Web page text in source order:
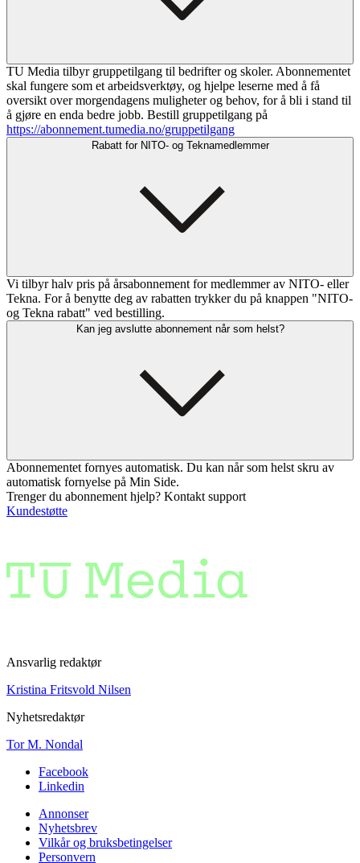
TU Media tilbyr gruppetilgang til bedrifter og skoler. Abonnementet
skal fungere som et arbeidsverktøy, og hjelpe leserne med å få
oversikt over morgendagens muligheter og behov, for å bli i stand til
å gjøre en enda bedre jobb. Bestill gruppetilgang på
https://abonnement.tumedia.no/gruppetilgang
Rabatt for NITO- og Teknamedlemmer
Vi tilbyr halv pris på årsabonnement for medlemmer av NITO- eller
Tekna. For å benytte deg av rabatten trykker du på knappen "NITO-
og Tekna rabatt" ved bestilling.
Kan jeg avslutte abonnement når som helst?
Abonnementet fornyes automatisk. Du kan når som helst skru av
automatisk fornyelse på Min Side.
Trenger du abonnement hjelp? Kontakt support
Kundestøtte
Ansvarlig redaktør
Kristina Fritsvold Nilsen
Nyhetsredaktør
Tor M. Nondal
Facebook
Linkedin
Annonser
Nyhetsbrev
Vilkår og bruksbetingelser
Personvern